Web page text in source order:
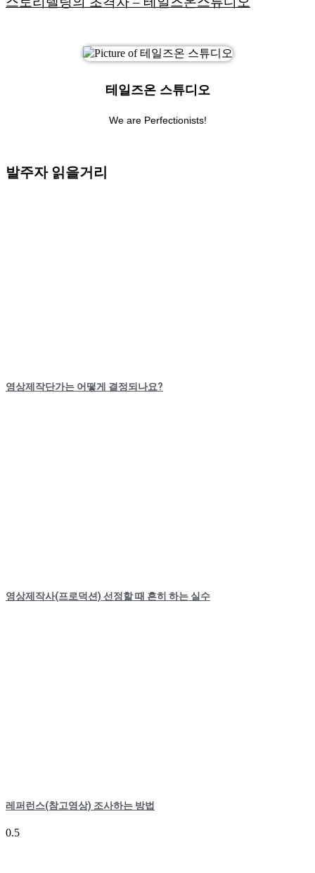
테일즈온 스튜디오
We are Perfectionists!
발주자 읽을거리
영상제작단가는 어떻게 결정되나요?
영상제작사(프로덕션) 선정할 때 흔히 하는 실수
레퍼런스(참고영상) 조사하는 방법